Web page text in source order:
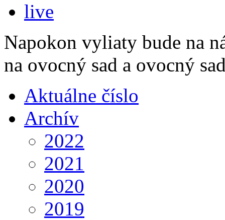
live
Napokon vyliaty bude na
na ovocný sad a ovocný
Aktuálne číslo
Archív
2022
2021
2020
2019